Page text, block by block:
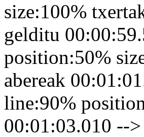
size:100%
gelditu
position:50%
abereak
line:90%
00:01:03.010 --